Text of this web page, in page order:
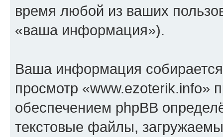
время любой из ваших
«ваша информация»).
Ваша информация
просмотр «www.ezoterik.info»
обеспечением phpBB
текстовые файлы,